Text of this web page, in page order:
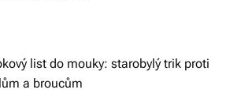
list do mouky: starobylý trik proti
a broucům